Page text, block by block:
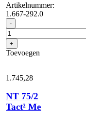
Artikelnummer:
1.667-292.0
- NT
75/2
Ap
Me
Tc
+
Toevoegen
1.745,28
NT 75/2
Tact² Me